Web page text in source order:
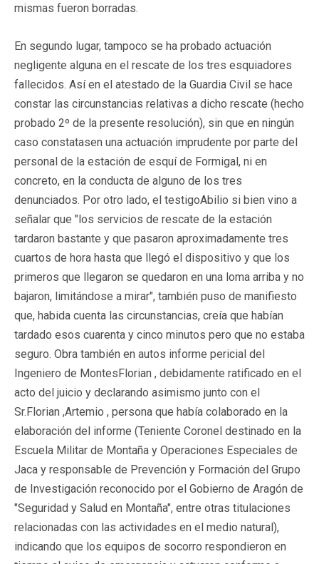
mismas fueron borradas.
En segundo lugar, tampoco se ha probado actuación
negligente alguna en el rescate de los tres esquiadores
fallecidos. Así en el atestado de la Guardia Civil se hace
constar las circunstancias relativas a dicho rescate (hecho
probado 2º de la presente resolución), sin que en ningún
caso constatasen una actuación imprudente por parte del
personal de la estación de esquí de Formigal, ni en
concreto, en la conducta de alguno de los tres
denunciados. Por otro lado, el testigoAbilio si bien vino a
señalar que "los servicios de rescate de la estación
tardaron bastante y que pasaron aproximadamente tres
cuartos de hora hasta que llegó el dispositivo y que los
primeros que llegaron se quedaron en una loma arriba y no
bajaron, limitándose a mirar", también puso de manifiesto
que, habida cuenta las circunstancias, creía que habían
tardado esos cuarenta y cinco minutos pero que no estaba
seguro. Obra también en autos informe pericial del
Ingeniero de MontesFlorian , debidamente ratificado en el
acto del juicio y declarando asimismo junto con el
Sr.Florian ,Artemio , persona que había colaborado en la
elaboración del informe (Teniente Coronel destinado en la
Escuela Militar de Montaña y Operaciones Especiales de
Jaca y responsable de Prevención y Formación del Grupo
de Investigación reconocido por el Gobierno de Aragón de
"Seguridad y Salud en Montaña", entre otras titulaciones
relacionadas con las actividades en el medio natural),
indicando que los equipos de socorro respondieron en